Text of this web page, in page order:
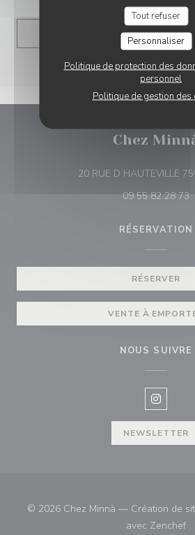
Tout refuser
Personnaliser
Politique de protection des
personnel
Politique de gestion des
LIRE L'ARTICLE
Chez
20 RUE D HAUTEVILLE
09 55 82 28 73
RÉSERVATION
RÉSERVER
VENTE À
NOUS SUIVRE
NEWSLETTER
© 2026 Chez Minnà — Création de
avec Zenchef